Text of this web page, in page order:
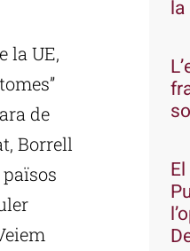
la UE,
de
Borrell